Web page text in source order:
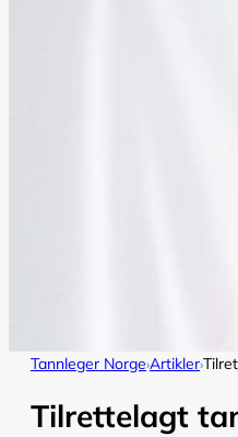
Tannleger Norge›Artikler›
Tilrettelagt